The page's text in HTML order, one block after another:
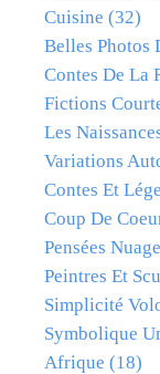
Cuisine (32)
Belles Photos
Contes De La
Fictions
Les
Variations
Contes Et
Coup De
Pensées
Peintres Et
Simplicité
Symbolique
Afrique (18)